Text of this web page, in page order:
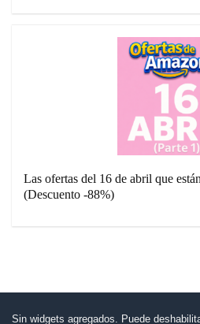
Las ofertas del 16 de abril que
(Descuento -88%)
Sin widgets agregados. Puede